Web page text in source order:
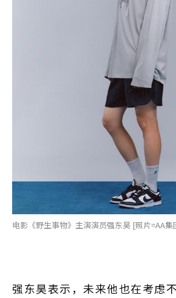
电影《野生事物》主演演员强东昊 [照片=AA集
强东昊表示，未来他也在考虑